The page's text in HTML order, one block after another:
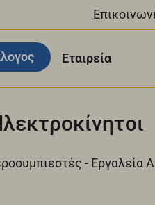
Εταιρεία
- Εργαλεία